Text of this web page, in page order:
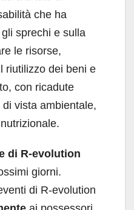
che ha
sprechi e sulla
le risorse,
riutilizzo dei beni e
con ricadute
vista ambientale,
di R-evolution
giorni.
di R-evolution